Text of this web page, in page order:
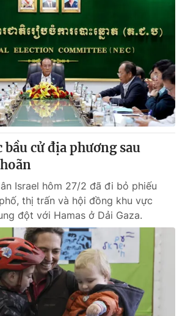
tế
tương lai
bầu cử địa phương sau
Israel hôm 27/2 đã đi bỏ phiếu
thị trấn và hội đồng khu vực
đột với Hamas ở Dải Gaza.